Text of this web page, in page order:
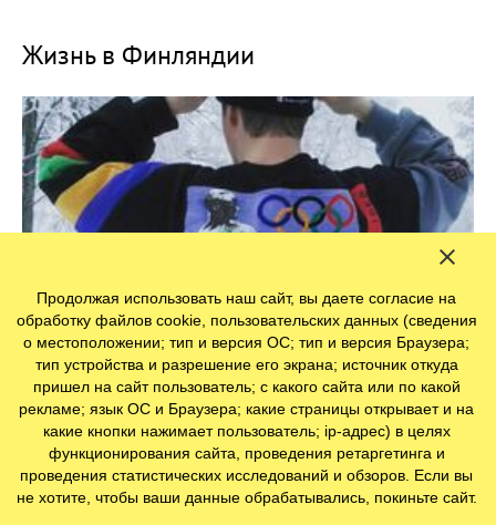
Жизнь в Финляндии
Финский выбор 2020
Продолжая использовать наш сайт, вы даете согласие на
обработку файлов cookie, пользовательских данных (сведения
о местоположении; тип и версия ОС; тип и версия Браузера;
тип устройства и разрешение его экрана; источник откуда
пришел на сайт пользователь; с какого сайта или по какой
рекламе; язык ОС и Браузера; какие страницы открывает и на
какие кнопки нажимает пользователь; ip-адрес) в целях
функционирования сайта, проведения ретаргетинга и
проведения статистических исследований и обзоров. Если вы
не хотите, чтобы ваши данные обрабатывались, покиньте сайт.